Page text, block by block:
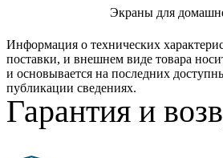
Экраны для
Информация о технических
поставки, и внешнем виде товара
и основывается на последних
публикации сведениях.
Гарантия и